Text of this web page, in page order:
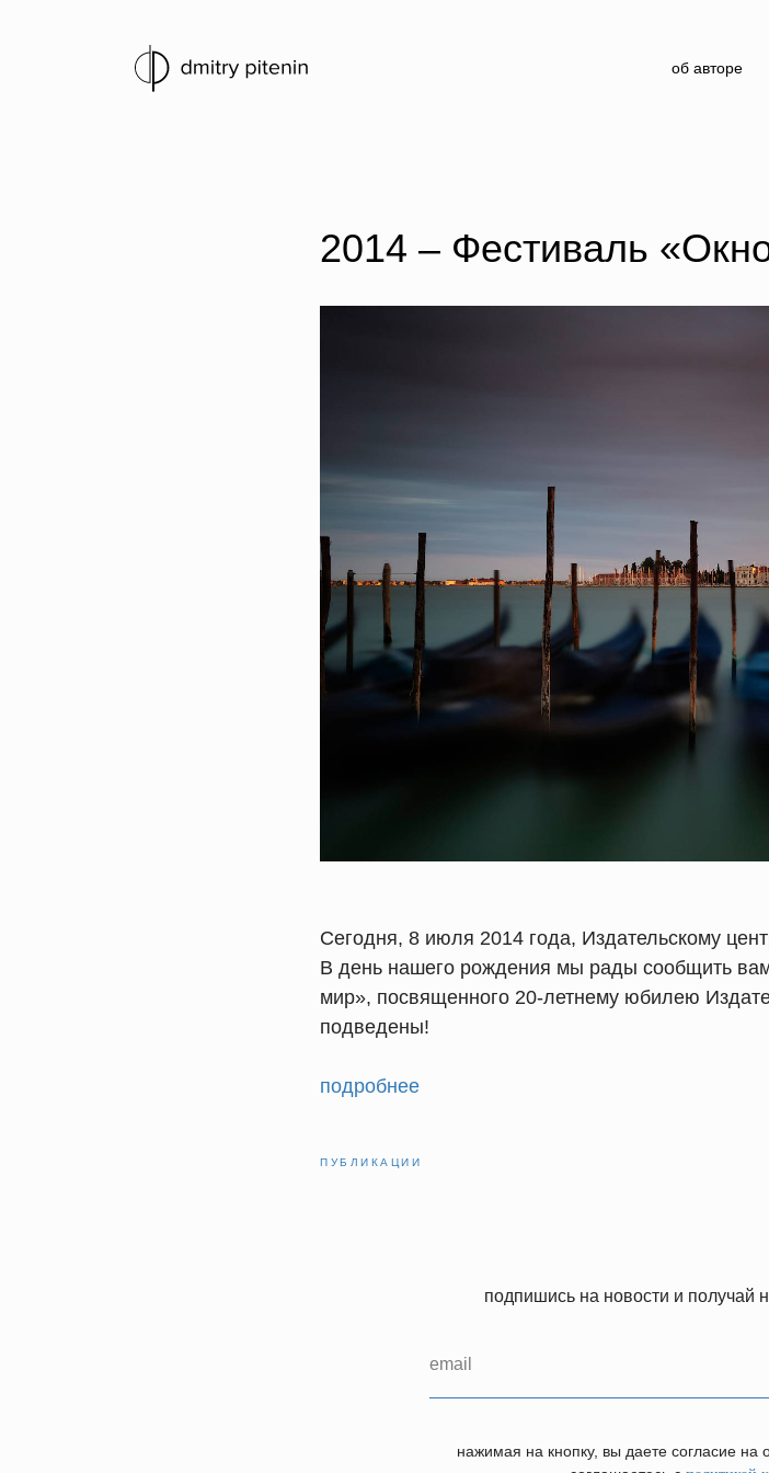
об авторе
2014 – Фестиваль
Сегодня, 8 июля 2014 года, Издательскому
В день нашего рождения мы рады сообщить
мир», посвященного 20-летнему юбилею
подведены!
подробнее
ПУБЛИКАЦИИ
подпишись на новости и получай
нажимая на кнопку, вы даете согласие на